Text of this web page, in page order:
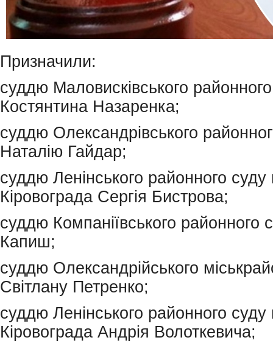
Призначили:
суддю Маловисківського
Костянтина Назаренка;
суддю Олександрівського
Наталію Гайдар;
суддю Ленінського районного суду
Кіровограда Сергія Бистрова;
суддю Компаніївського районного
Капиш;
суддю Олександрійського
Світлану Петренко;
суддю Ленінського районного суду
Кіровограда Андрія Волоткевича;